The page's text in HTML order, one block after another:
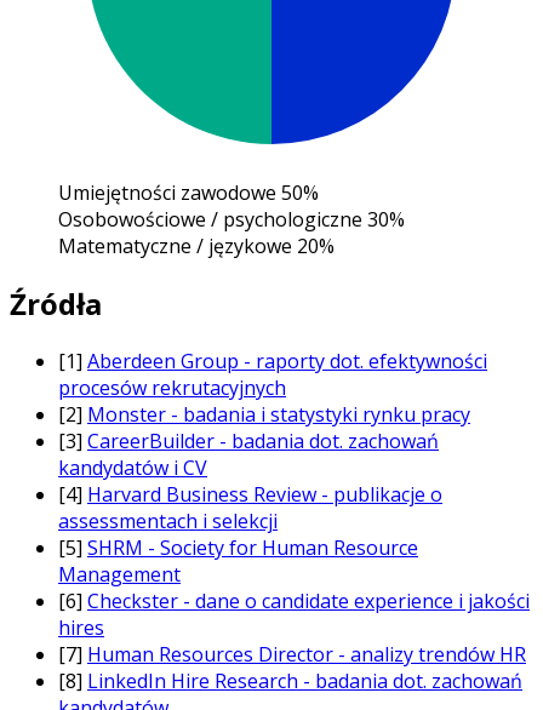
Umiejętności zawodowe 50%
Osobowościowe / psychologiczne 30%
Matematyczne / językowe 20%
Źródła
[1] Aberdeen Group - raporty dot. efektywności
procesów rekrutacyjnych
[2] Monster - badania i statystyki rynku pracy
[3] CareerBuilder - badania dot. zachowań
kandydatów i CV
[4] Harvard Business Review - publikacje o
assessmentach i selekcji
[5] SHRM - Society for Human Resource
Management
[6] Checkster - dane o candidate experience i jakości
hires
[7] Human Resources Director - analizy trendów HR
[8] LinkedIn Hire Research - badania dot. zachowań